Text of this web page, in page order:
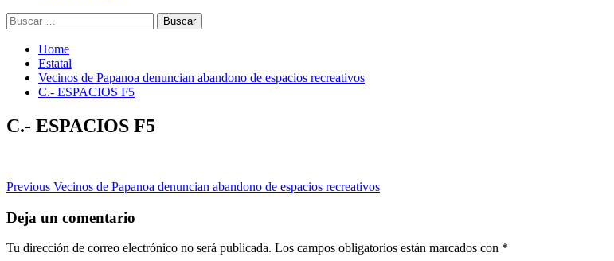
Buscar:
Home
Estatal
Vecinos de Papanoa denuncian abandono de espacios recreativos
C.- ESPACIOS F5
C.- ESPACIOS F5
Post
navigation
Previous Vecinos de Papanoa denuncian abandono de espacios recreativos
Deja un comentario
Tu dirección de correo electrónico no será publicada. Los campos obligatorios están marcados con *